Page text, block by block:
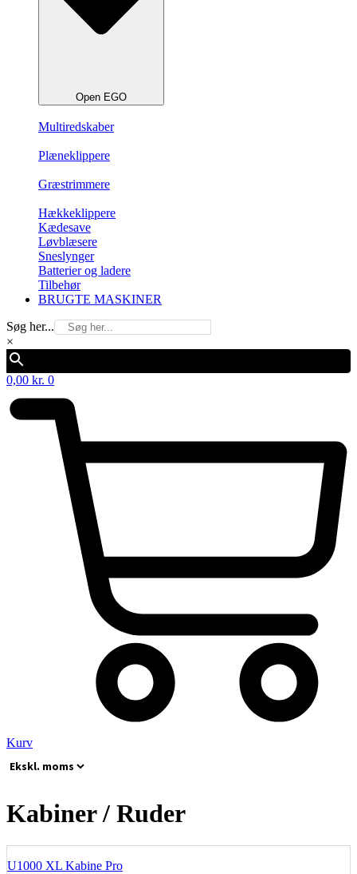
Open EGO
Multiredskaber
Plæneklippere
Græstrimmere
Hækkeklippere
Kædesave
Løvblæsere
Sneslynger
Batterier og ladere
Tilbehør
BRUGTE MASKINER
Søg her...
×
0,00 kr. 0
Kurv
Kabiner / Ruder
U1000 XL Kabine Pro